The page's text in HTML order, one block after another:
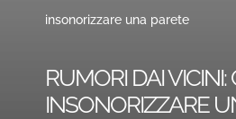
REALIZZAZIONI
insonorizzare una parete
RUMORI DAI VICINI:
INSONORIZZARE